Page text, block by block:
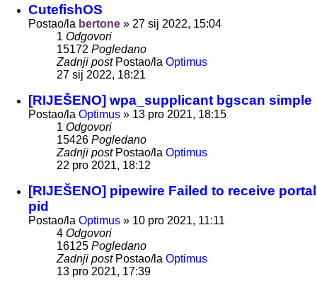
CutefishOS
Postao/la bertone » 27 sij 2022, 15:04
1 Odgovori
15172 Pogledano
Zadnji post Postao/la Optimus
27 sij 2022, 18:21
[RIJEŠENO] wpa_supplicant bgscan simple
Postao/la Optimus » 13 pro 2021, 18:15
1 Odgovori
15426 Pogledano
Zadnji post Postao/la Optimus
22 pro 2021, 18:12
[RIJEŠENO] pipewire Failed to receive portal
pid
Postao/la Optimus » 10 pro 2021, 11:11
4 Odgovori
16125 Pogledano
Zadnji post Postao/la Optimus
13 pro 2021, 17:39